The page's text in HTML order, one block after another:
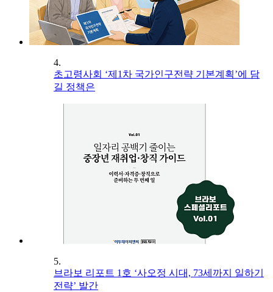
4.
초고령사회 ‘제1차 국가인구전략 기본계획’에 담
길 정책은
5.
브라보 리포트 1호 ‘사오정 시대, 73세까지 일하기
전략’ 발간